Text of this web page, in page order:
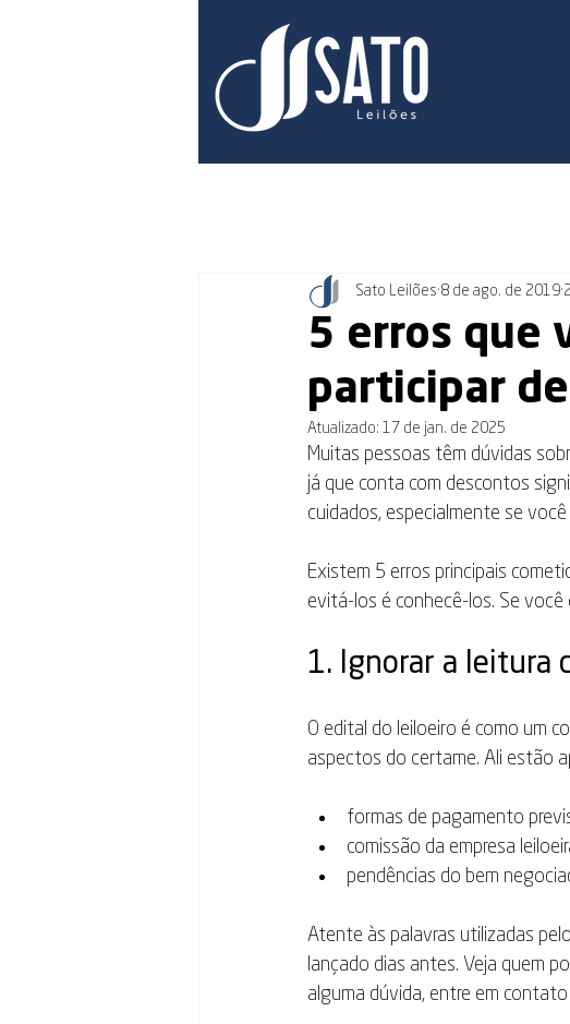
5 erros que
participar
Sato Leilões 8 de ago. de 2019
Atualizado: 17 de jan. de 2025
Muitas pessoas têm dúvidas
já que conta com descontos
cuidados, especialmente se
Existem 5 erros principais
evitá-los é conhecê-los. Se você
1. Ignorar a leitura
O edital do leiloeiro é como um
aspectos do certame. Ali estão
formas de pagamento
comissão da empresa
pendências do bem
Atente às palavras utilizadas
lançado dias antes. Veja quem
alguma dúvida, entre em